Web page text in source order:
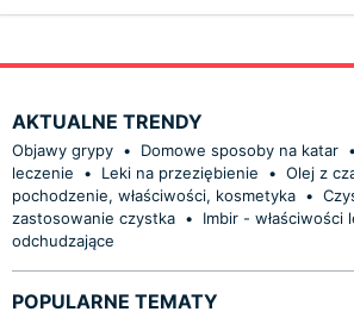
AKTUALNE TRENDY
Objawy grypy • Domowe sposoby na katar •
leczenie
• Leki na przeziębienie • Olej z
pochodzenie, właściwości, kosmetyka •
zastosowanie czystka •
Imbir - właściwości
odchudzające
POPULARNE TEMATY